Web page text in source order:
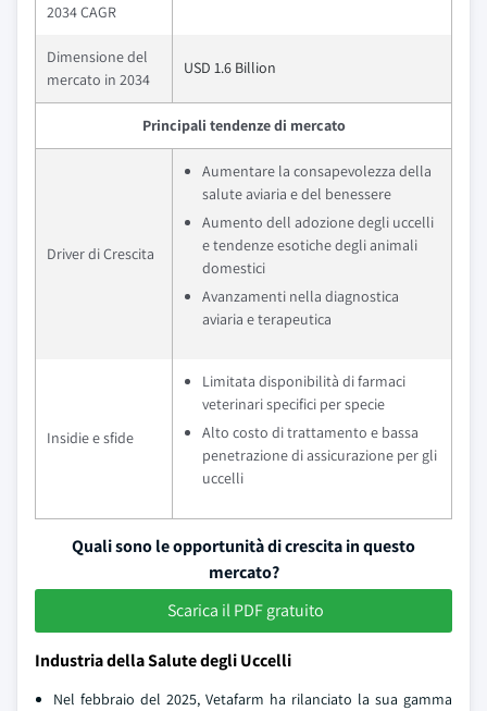
2034 CAGR
Dimensione del
mercato in 2034
USD 1.6 Billion
Principali tendenze di mercato
Driver di Crescita
Aumentare la consapevolezza della
salute aviaria e del benessere
Aumento dell adozione degli uccelli
e tendenze esotiche degli animali
domestici
Avanzamenti nella diagnostica
aviaria e terapeutica
Insidie e sfide
Limitata disponibilità di farmaci
veterinari specifici per specie
Alto costo di trattamento e bassa
penetrazione di assicurazione per gli
uccelli
Quali sono le opportunità di crescita in questo
mercato?
Scarica il PDF gratuito
Industria della Salute degli Uccelli
Nel febbraio del 2025, Vetafarm ha rilanciato la sua gamma